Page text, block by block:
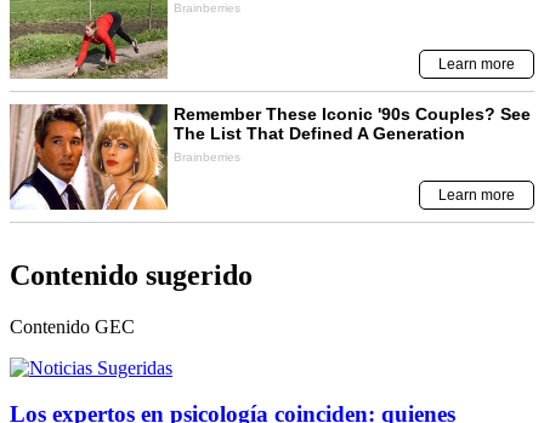
Contenido sugerido
Contenido GEC
Los expertos en psicología coinciden: quienes